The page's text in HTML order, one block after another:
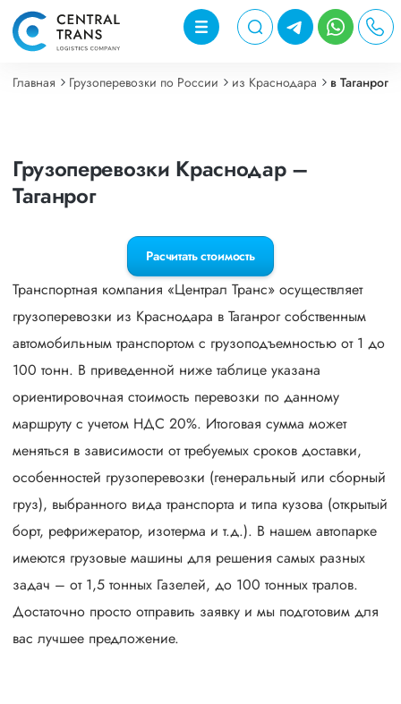
Главная Грузоперевозки по России из Краснодара в Таганрог
Грузоперевозки Краснодар –
Таганрог
Расчитать стоимость
Транспортная компания «Централ Транс» осуществляет
грузоперевозки из Краснодара в Таганрог собственным
автомобильным транспортом с грузоподъемностью от 1 до
100 тонн. В приведенной ниже таблице указана
ориентировочная стоимость перевозки по данному
маршруту с учетом НДС 20%. Итоговая сумма может
меняться в зависимости от требуемых сроков доставки,
особенностей грузоперевозки (генеральный или сборный
груз), выбранного вида транспорта и типа кузова (открытый
борт, рефрижератор, изотерма и т.д.). В нашем автопарке
имеются грузовые машины для решения самых разных
задач – от 1,5 тонных Газелей, до 100 тонных тралов.
Достаточно просто отправить заявку и мы подготовим для
вас лучшее предложение.